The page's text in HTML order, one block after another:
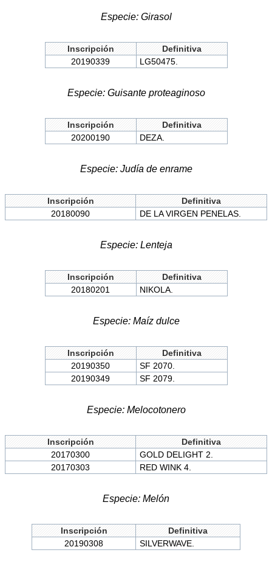
Especie: Girasol
Inscripción
Definitiva
20190339
LG50475.
Especie: Guisante proteaginoso
Inscripción
Definitiva
20200190
DEZA.
Especie: Judía de enrame
Inscripción
Definitiva
20180090
DE LA VIRGEN PENELAS.
Especie: Lenteja
Inscripción
Definitiva
20180201
NIKOLA.
Especie: Maíz dulce
Inscripción
Definitiva
20190350
SF 2070.
20190349
SF 2079.
Especie: Melocotonero
Inscripción
Definitiva
20170300
GOLD DELIGHT 2.
20170303
RED WINK 4.
Especie: Melón
Inscripción
Definitiva
20190308
SILVERWAVE.